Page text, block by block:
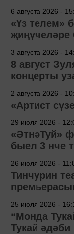
6 августа 2026 -
«Үз телем»
җиңүчеләре
3 августа 2026 -
8 август
концерты
2 августа 2026 -
«Артист
29 июля 2026 -
«ӘтнәТуй»
быел 3 нче
26 июля 2026 -
Тинчурин
25 июля 2026 -
“Монда
Тукай әдәби